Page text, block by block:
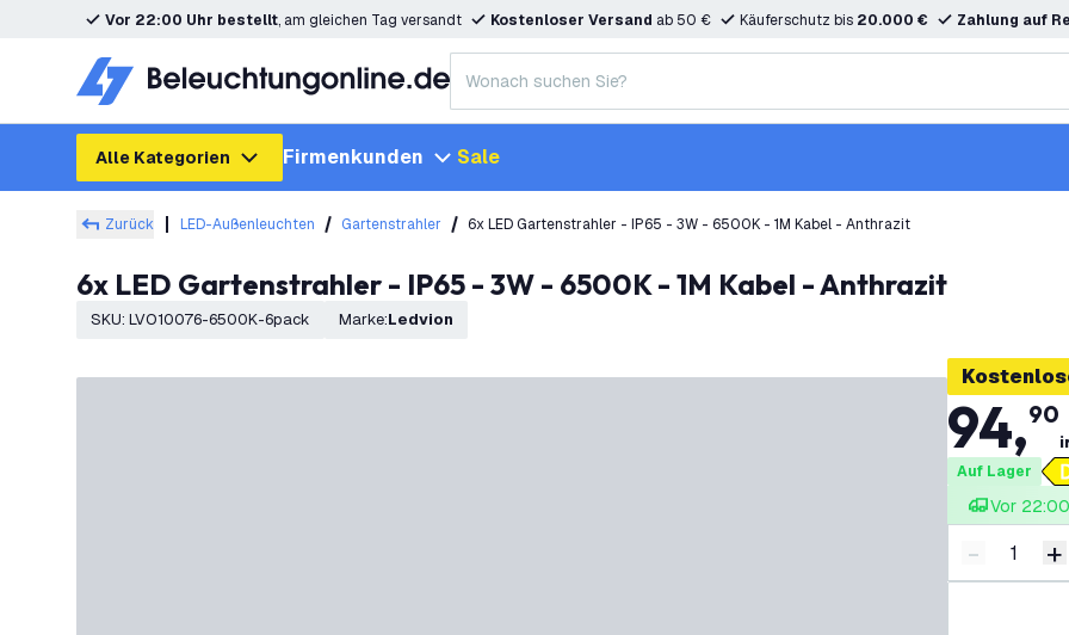
Vor 22:00 Uhr bestellt, am gleichen Tag versandt Kostenloser Versand ab 50 € Käuferschutz bis 20.000 € Zahlung auf
Alle Kategorien Firmenkunden Sale
Zurück LED-Außenleuchten Gartenstrahler 6x LED Gartenstrahler - IP65 - 3W - 6500K - 1M Kabel - Anthrazit
6x LED Gartenstrahler - IP65 - 3W - 6500K - 1M Kabel - Anthrazit
SKU: LVO10076-6500K-6pack Marke: Ledvion
94,90
Auf Lager
Vor
Menge
- +